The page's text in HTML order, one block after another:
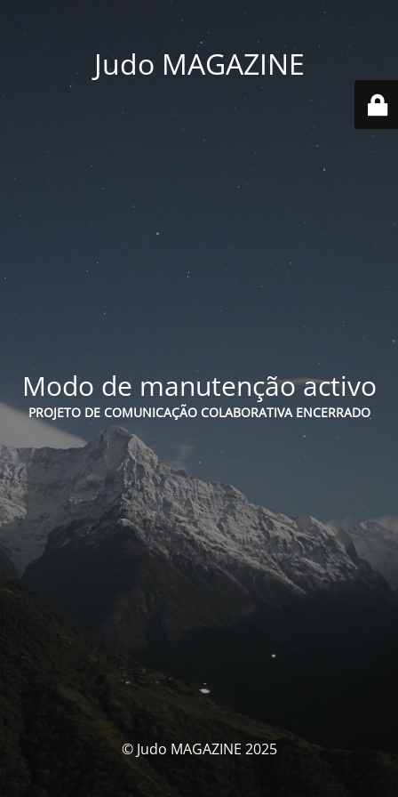
Judo MAGAZINE
Modo de manutenção activo
PROJETO DE COMUNICAÇÃO COLABORATIVA ENCERRADO
© Judo MAGAZINE 2025